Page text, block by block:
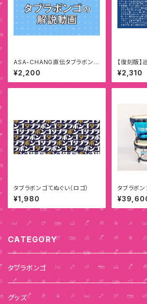
ASA-CHANG直伝タブラボンゴ
の解説動画
¥2,200
【復刻版
¥2,310
タブラボンゴてぬぐい（ロゴ）
¥1,980
タブラボ
（プレミア
CATEGORY
タブラボンゴ
グッズ